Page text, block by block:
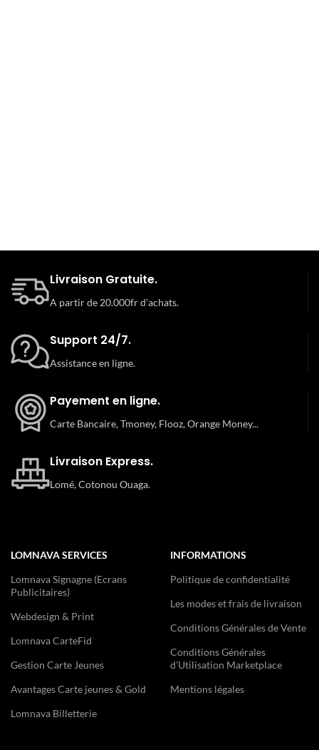
Livraison Gratuite.
A partir de 20.000fr d'achats.
Support 24/7.
Assistance en ligne.
Payement en ligne.
Carte Bancaire, Tmoney, Flooz, Orange Money...
Livraison Express.
Lomé, Cotonou Ouaga.
LOMNAVA SERVICES
Lomnava Signagne (Ecrans
Publicitaires)
Webdesign & Print
Lomnava CarteFid
Gestion Carte Jeunes
Avantages Carte jeunes & Gold
Lomnava Billetterie
INFORMATIONS
Politique de confidentialité
Les modes et frais de livraison
Conditions Générales de Vente
Conditions Générales
d’Utilisation Marketplace
Mentions légales